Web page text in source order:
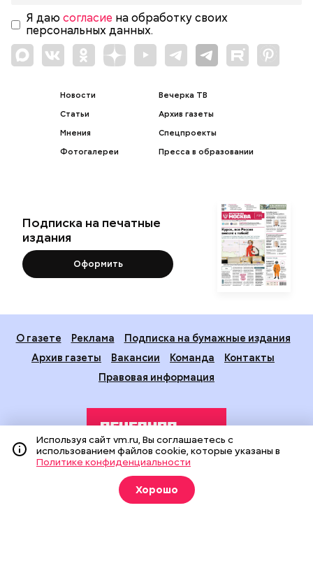
Я даю согласие на обработку своих
персональных данных.
Новости
Статьи
Мнения
Фотогалереи
Вечерка ТВ
Архив газеты
Спецпроекты
Пресса в образовании
Подписка на печатные
издания
Оформить
О газете Реклама
Подписка на бумажные издания
Архив газеты
Вакансии Команда
Контакты
Правовая информация
Издание создано при финансовой поддержке Департамента
средств массовой информации и рекламы города Москвы.
На сайте применяются рекомендательные технологии
Используя сайт vm.ru, Вы соглашаетесь с
использованием файлов cookie, которые указаны в
Политике конфиденциальности
Хорошо